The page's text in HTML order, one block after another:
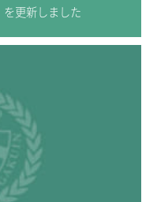
更新しました